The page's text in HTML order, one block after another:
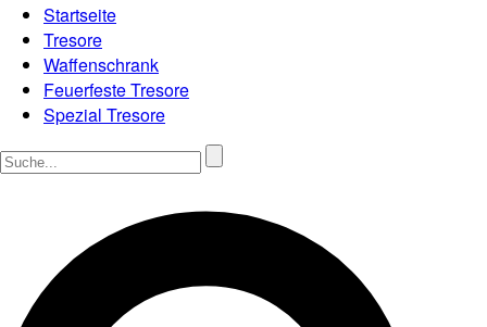
Startseite
Tresore
Waffenschrank
Feuerfeste Tresore
Spezial Tresore